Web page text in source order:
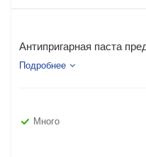
Антипригарная паста
Подробнее
Много